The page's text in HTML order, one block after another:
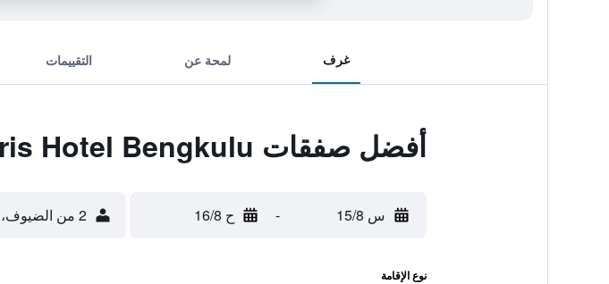
غرف لمحة عن التقييمات
أفضل صفقات Amaris Hotel Bengkulu
س 15/8 - ح 16/8 2 من الضيوف، غرفة واحدة
نوع الإقامة